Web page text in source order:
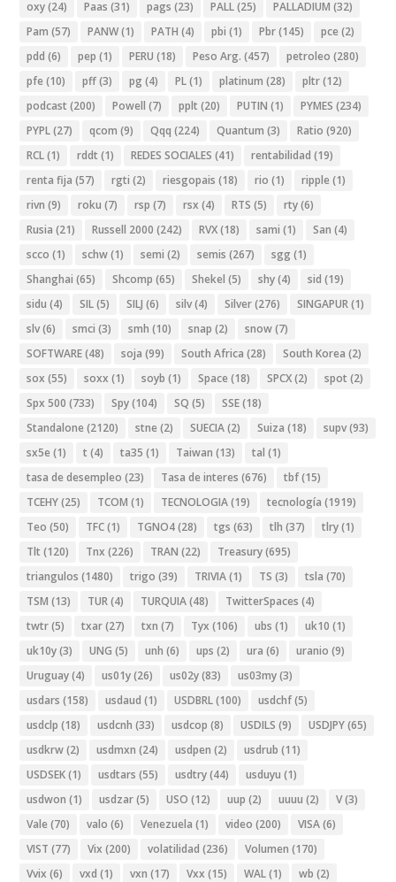
oxy(24) Paas (31) pags (23) PALL(25) PALLADIUM (32)
Pam (57) PANW(1) PATH (4) pbi (1) Pbr(145) pce (2)
pdd (6) pep (1) PERU (18) Peso Arg. (457) petroleo (280)
pfe (10) pff(3) pg (4) PL(1) platinum (28) pltr(12)
podcast (200) Powell (7) pplt (20) PUTIN (1) PYMES (234)
PYPL(27) qcom (9) Qqq (224) Quantum (3) Ratio (920)
RCL(1) rddt (1) REDES SOCIALES (41) rentabilidad (19)
renta fija (57) rgti (2) riesgopais (18) rio (1) ripple (1)
rivn (9) roku (7) rsp (7) rsx (4) RTS (5) rty(6)
Rusia (21) Russell 2000 (242) RVX(18) sami (1) San (4)
scco (1) schw(1) semi (2) semis (267) sgg (1)
Shanghai (65) Shcomp (65) Shekel (5) shy(4) sid (19)
sidu (4) SIL(5) SILJ (6) silv(4) Silver(276) SINGAPUR(1)
slv(6) smci (3) smh (10) snap (2) snow(7)
SOFTWARE(48) soja (99) South Africa (28) South Korea (2)
sox (55) soxx (1) soyb (1) Space (18) SPCX(2) spot (2)
Spx 500 (733) Spy(104) SQ (5) SSE(18)
Standalone (2120) stne (2) SUECIA(2) Suiza (18) supv(93)
sx5e (1) t (4) ta35 (1) Taiwan (13) tal (1)
tasa de desempleo (23) Tasa de interes (676) tbf(15)
TCEHY(25) TCOM (1) TECNOLOGIA(19) tecnología (1919)
Teo (50) TFC(1) TGNO4(28) tgs (63) tlh (37) tlry(1)
Tlt (120) Tnx (226) TRAN (22) Treasury(695)
triangulos (1480) trigo (39) TRIVIA(1) TS (3) tsla (70)
TSM (13) TUR(4) TURQUIA(48) TwitterSpaces (4)
twtr(5) txar(27) txn (7) Tyx (106) ubs (1) uk10 (1)
uk10y(3) UNG (5) unh (6) ups (2) ura (6) uranio (9)
Uruguay(4) us01y(26) us02y(83) us03my(3)
usdars (158) usdaud (1) USDBRL(100) usdchf(5)
usdclp (18) usdcnh (33) usdcop (8) USDILS (9) USDJPY(65)
usdkrw(2) usdmxn (24) usdpen (2) usdrub (11)
USDSEK(1) usdtars (55) usdtry(44) usduyu (1)
usdwon (1) usdzar(5) USO (12) uup (2) uuuu (2) V(3)
Vale (70) valo (6) Venezuela (1) video (200) VISA(6)
VIST (77) Vix (200) volatilidad (236) Volumen (170)
Vvix (6) vxd (1) vxn (17) Vxx (15) WAL(1) wb (2)